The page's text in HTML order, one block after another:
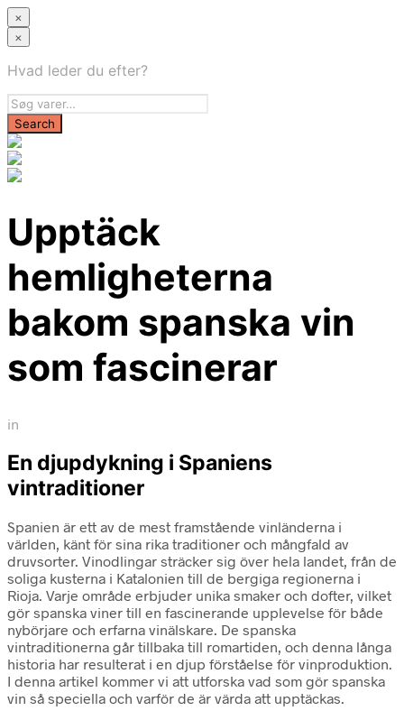
×
×
Hvad leder du efter?
Upptäck
hemligheterna
bakom spanska vin
som fascinerar
in
En djupdykning i Spaniens
vintraditioner
Spanien är ett av de mest framstående vinländerna i
världen, känt för sina rika traditioner och mångfald av
druvsorter. Vinodlingar sträcker sig över hela landet, från de
soliga kusterna i Katalonien till de bergiga regionerna i
Rioja. Varje område erbjuder unika smaker och dofter, vilket
gör spanska viner till en fascinerande upplevelse för både
nybörjare och erfarna vinälskare. De spanska
vintraditionerna går tillbaka till romartiden, och denna långa
historia har resulterat i en djup förståelse för vinproduktion.
I denna artikel kommer vi att utforska vad som gör spanska
vin så speciella och varför de är värda att upptäckas.